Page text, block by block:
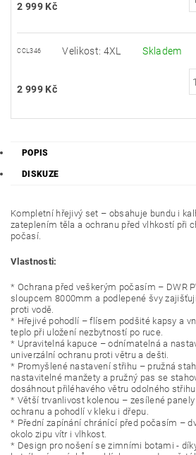
2 999 Kč
CCL346 Velikost: 4XL Skladem
2 999 Kč
POPIS
DISKUZE
Kompletní hřejivý set – obsahuje bundu i
zateplením těla a ochranu před vlhkostí při
počasí.
Vlastnosti:
* Ochrana před veškerým počasím – DWR
sloupcem 8000mm a podlepené švy
proti vodě.
* Hřejivé pohodlí – flísem podšité kapsy a
teplo při uložení nezbytností po ruce.
* Upravitelná kapuce – odnímatelná a
univerzální ochranu proti větru a dešti.
* Promyšlené nastavení střihu – pružná
nastavitelné manžety a pružný pas se
dosáhnout přiléhavého větru odolného
* Větší trvanlivost kolenou – zesílené
ochranu a pohodlí v kleku i dřepu.
* Přední zapínání chránící před počasím –
okolo zipu vítr i vlhkost.
* Design pro nošení se zimními botami -